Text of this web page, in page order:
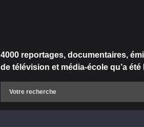
4000 reportages, documentaires,
de télévision et média-école qu’a